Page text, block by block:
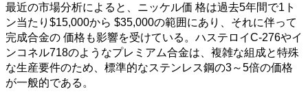
最近の市場分析によると、ニッケル価 格は過去5年間で1ト
ン当たり$15,000から $35,000の範囲にあり、それに伴って
完成合金の 価格も影響を受けている。ハステロイC-276やイ
ンコネル718のようなプレミアム合金は、複雑な組成と特殊
な生産要件のため、標準的なステンレス鋼の3～5倍の価格
が一般的である。